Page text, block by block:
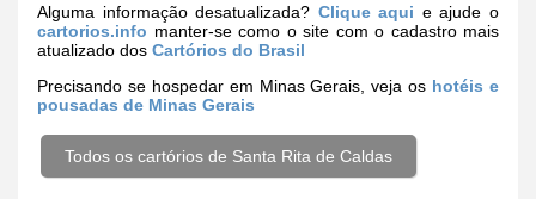
Alguma informação desatualizada? Clique aqui e ajude o
cartorios.info manter-se como o site com o cadastro mais
atualizado dos Cartórios do Brasil
Precisando se hospedar em Minas Gerais, veja os hotéis e
pousadas de Minas Gerais
Todos os cartórios de Santa Rita de Caldas